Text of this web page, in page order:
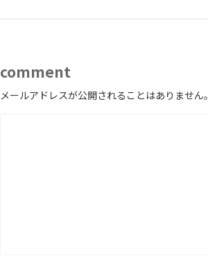
comment
メールアドレスが公開されることはありません。